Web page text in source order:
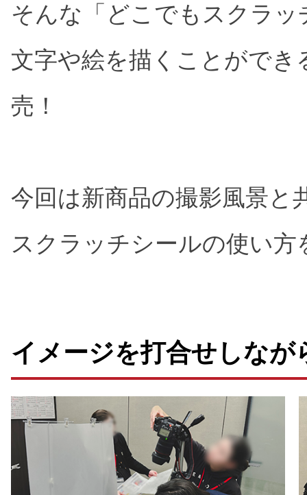
そんな「どこでもスクラッ
文字や絵を描くことができ
売！
今回は新商品の撮影風景と
スクラッチシールの使い方
イメージを打合せしなが